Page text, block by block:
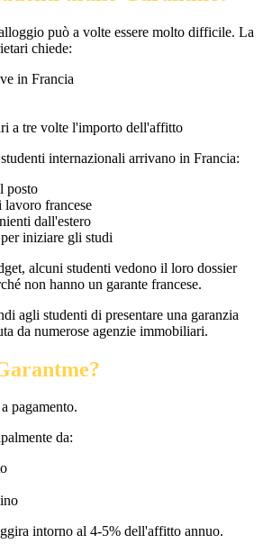
può a volte essere molto difficile. La
chiede:
in Francia
a tre volte l'importo dell'affitto
internazionali arrivano in Francia:
posto
lavoro francese
dall'estero
iniziare gli studi
alcuni studenti vedono il loro dossier
non hanno un garante francese.
agli studenti di presentare una garanzia
da numerose agenzie immobiliari.
pagamento.
da:
intorno al 4-5% dell'affitto annuo.